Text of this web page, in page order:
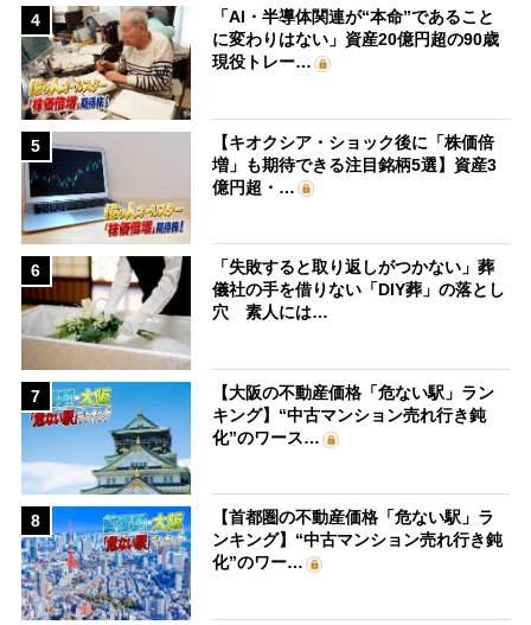
4
「AI・半導体関連が“本命”であること
に変わりはない」資産20億円超の90歳
現役トレー…
5
【キオクシア・ショック後に「株価倍
増」も期待できる注目銘柄5選】資産3
億円超・…
6
「失敗すると取り返しがつかない」葬
儀社の手を借りない「DIY葬」の落とし
穴 素人には…
7
【大阪の不動産価格「危ない駅」ラン
キング】“中古マンション売れ行き鈍
化”のワース…
8
【首都圏の不動産価格「危ない駅」ラ
ンキング】“中古マンション売れ行き鈍
化”のワー…